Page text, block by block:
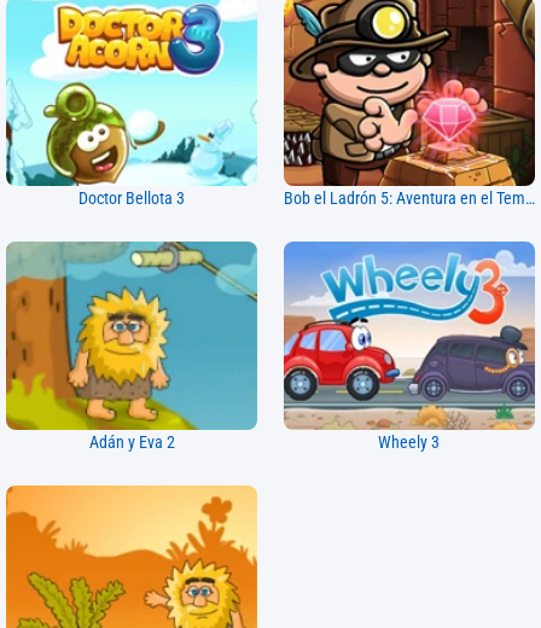
Doctor Bellota 3 Bob el Ladrón 5: Aventura en el Templo
Adán y Eva 2 Wheely 3